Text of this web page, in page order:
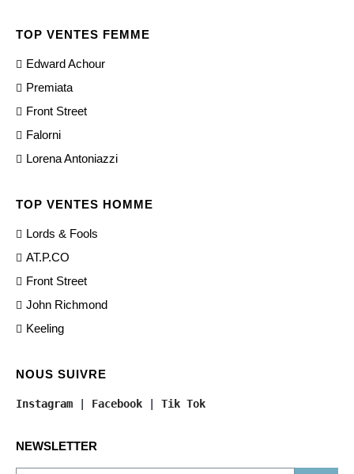
TOP VENTES FEMME
Edward Achour
Premiata
Front Street
Falorni
Lorena Antoniazzi
TOP VENTES HOMME
Lords & Fools
AT.P.CO
Front Street
John Richmond
Keeling
NOUS SUIVRE
Instagram | Facebook | Tik Tok
NEWSLETTER